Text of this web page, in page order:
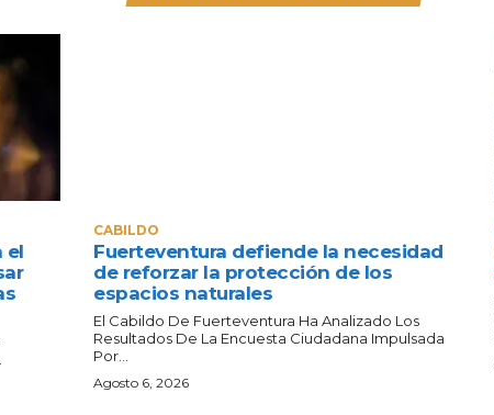
el
CABILDO
Fuerteventura defiende la necesidad
de reforzar la protección de los
espacios naturales
El Cabildo De Fuerteventura Ha Analizado Los
Resultados De La Encuesta Ciudadana Impulsada
Por...
Agosto 6, 2026